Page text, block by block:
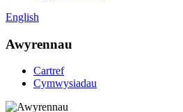
English
Awyrennau
Cartref
Cymwysiadau